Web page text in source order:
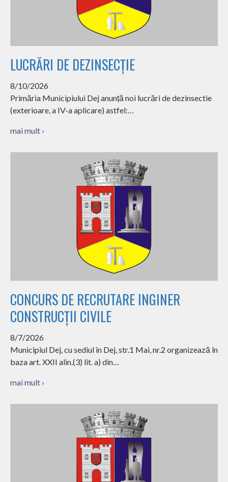
LUCRĂRI DE DEZINSECȚIE
8/10/2026
Primăria Municipiului Dej anunță noi lucrări de dezinsectie
(exterioare, a IV-a aplicare) astfel:…
mai mult ›
CONCURS DE RECRUTARE INGINER
CONSTRUCȚII CIVILE
8/7/2026
Municipiul Dej, cu sediul în Dej, str.1 Mai, nr.2 organizează în
baza art. XXII alin.(3) lit. a) din…
mai mult ›